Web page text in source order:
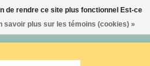
de rendre ce site plus fonctionnel Est-ce
savoir plus sur les témoins (cookies) »